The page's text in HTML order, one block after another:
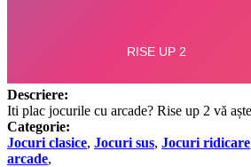
Descriere:
Iti plac jocurile cu arcade? Rise up 2 vă
Categorie:
Jocuri clasice, Jocuri sus, Jocuri ridicare
arcade,